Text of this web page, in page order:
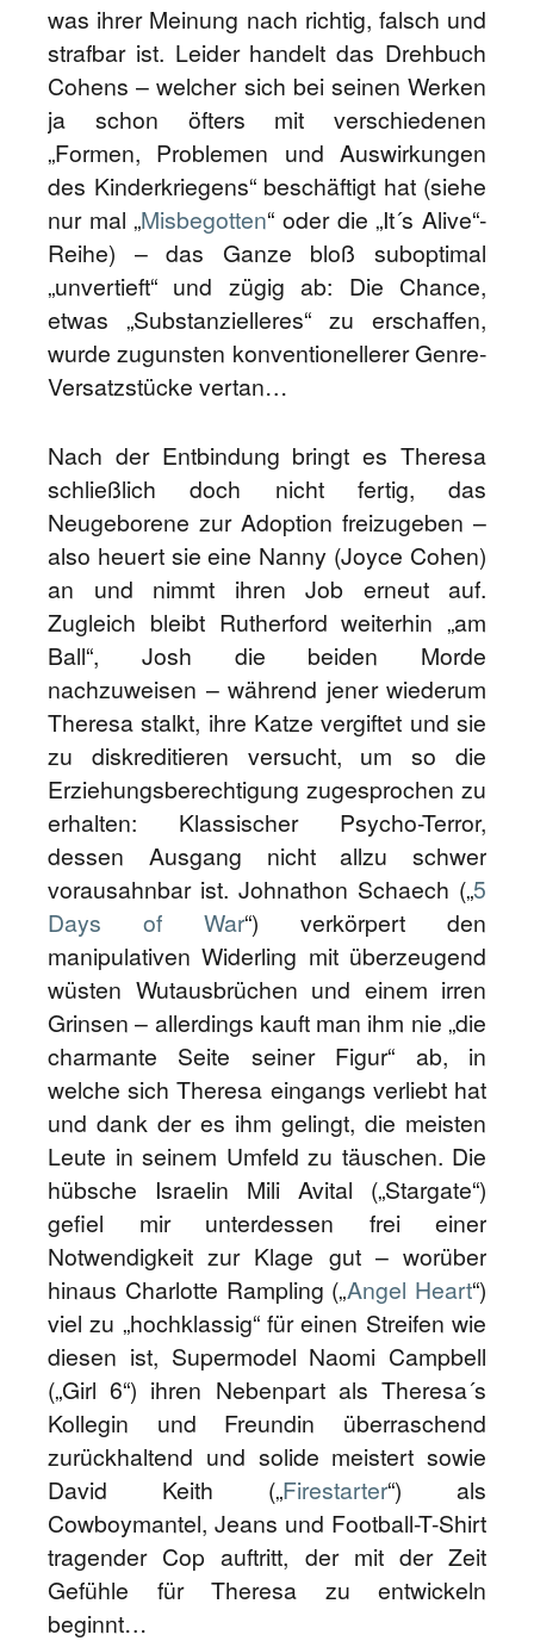
was ihrer Meinung nach richtig, falsch und
strafbar ist. Leider handelt das Drehbuch
Cohens – welcher sich bei seinen Werken
ja schon öfters mit verschiedenen
„Formen, Problemen und Auswirkungen
des Kinderkriegens“ beschäftigt hat (siehe
nur mal „Misbegotten“ oder die „It´s Alive“-
Reihe) – das Ganze bloß suboptimal
„unvertieft“ und zügig ab: Die Chance,
etwas „Substanzielleres“ zu erschaffen,
wurde zugunsten konventionellerer Genre-
Versatzstücke vertan…
Nach der Entbindung bringt es Theresa
schließlich doch nicht fertig, das
Neugeborene zur Adoption freizugeben –
also heuert sie eine Nanny (Joyce Cohen)
an und nimmt ihren Job erneut auf.
Zugleich bleibt Rutherford weiterhin „am
Ball“, Josh die beiden Morde
nachzuweisen – während jener wiederum
Theresa stalkt, ihre Katze vergiftet und sie
zu diskreditieren versucht, um so die
Erziehungsberechtigung zugesprochen zu
erhalten: Klassischer Psycho-Terror,
dessen Ausgang nicht allzu schwer
vorausahnbar ist. Johnathon Schaech („5
Days of War“) verkörpert den
manipulativen Widerling mit überzeugend
wüsten Wutausbrüchen und einem irren
Grinsen – allerdings kauft man ihm nie „die
charmante Seite seiner Figur“ ab, in
welche sich Theresa eingangs verliebt hat
und dank der es ihm gelingt, die meisten
Leute in seinem Umfeld zu täuschen. Die
hübsche Israelin Mili Avital („Stargate“)
gefiel mir unterdessen frei einer
Notwendigkeit zur Klage gut – worüber
hinaus Charlotte Rampling („Angel Heart“)
viel zu „hochklassig“ für einen Streifen wie
diesen ist, Supermodel Naomi Campbell
(„Girl 6“) ihren Nebenpart als Theresa´s
Kollegin und Freundin überraschend
zurückhaltend und solide meistert sowie
David Keith („Firestarter“) als
Cowboymantel, Jeans und Football-T-Shirt
tragender Cop auftritt, der mit der Zeit
Gefühle für Theresa zu entwickeln
beginnt…